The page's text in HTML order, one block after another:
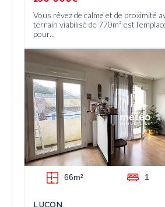
Vous rêvez de calme et de proximité
terrain viabilisé de 770m² est
pour...
66m² 1
LUCON